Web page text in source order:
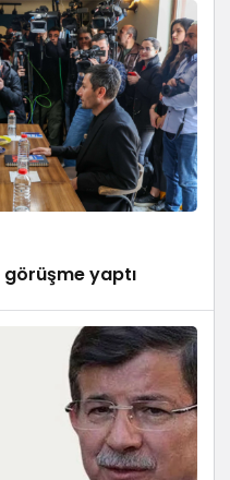
görüşme yaptı